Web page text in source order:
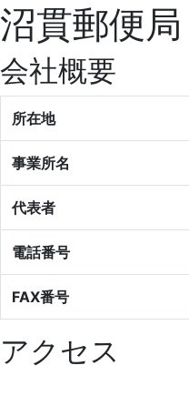
沼貫郵便局
会社概要
所在地
事業所名
代表者
電話番号
FAX番号
アクセス